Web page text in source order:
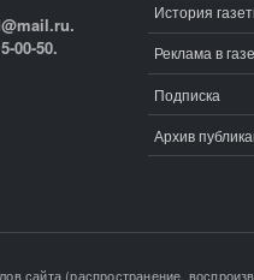
00-50.
История
Реклама в
Подписка
Архив
сайта (распространение,